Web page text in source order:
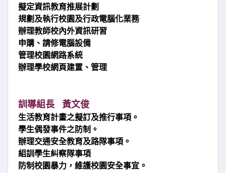
擬定資訊教育推展計劃
規劃及執行校園及行政電腦化業務
辦理教師校內外資訊研習
申購、請修電腦設備
管理校園網路系統
辦理學校網頁建置、管理
訓導組長 黃文俊
生活教育計畫之擬訂及推行事項。
學生偶發事件之防制。
辦理交通安全教育及路隊事項。
組訓學生糾察隊事項
防制校園暴力，維護校園安全事宜。